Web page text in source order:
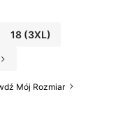
18(3XL)
Mój Rozmiar